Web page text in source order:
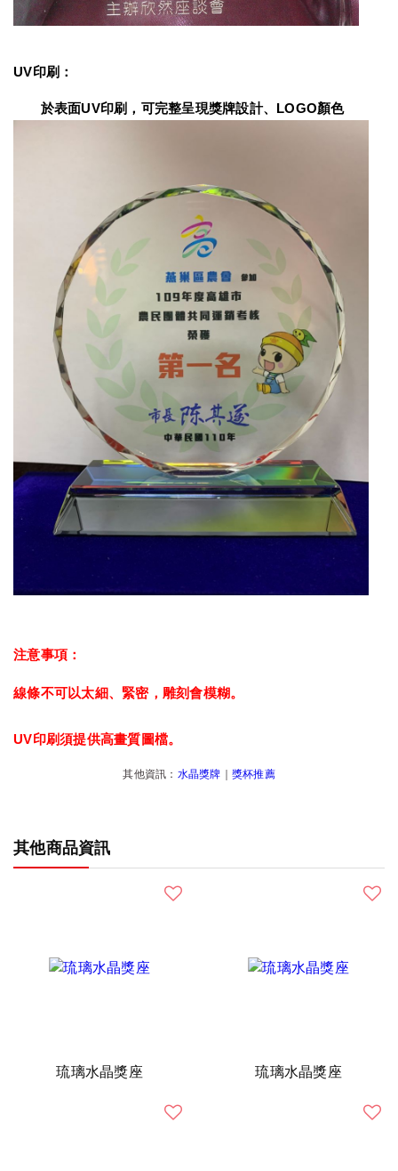
UV印刷：
於表面UV印刷，可完整呈現獎牌設計、LOGO顏色
注意事項：
線條不可以太細、緊密，雕刻會模糊。
UV印刷須提供高畫質圖檔。
其他資訊： 水晶獎牌 獎杯推薦
其他商品資訊
琉璃水晶獎座 琉璃水晶獎座